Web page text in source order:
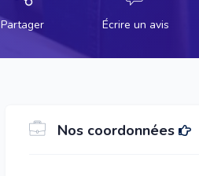
Partager Écrire un avis
Nos coordonnées